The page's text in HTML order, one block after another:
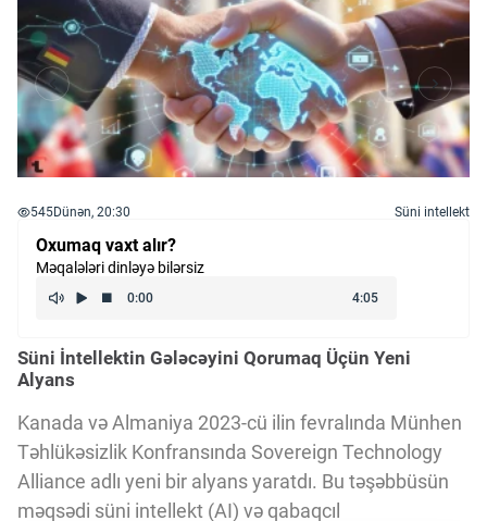
545Dünən, 20:30 Süni intellekt
Oxumaq vaxt alır?
Məqalələri dinləyə bilərsiz
Süni İntellektin Gələcəyini Qorumaq Üçün Yeni
Alyans
Kanada və Almaniya 2023-cü ilin fevralında Münhen
Təhlükəsizlik Konfransında Sovereign Technology
Alliance adlı yeni bir alyans yaratdı. Bu təşəbbüsün
məqsədi süni intellekt (AI) və qabaqcıl